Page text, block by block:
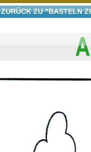
ZURÜCK ZU "BASTELN